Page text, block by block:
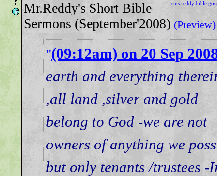
sms reddy bible
Mr.Reddy's Short Bible
Sermons (September'2008) (Preview)
(09:12am) on 20 Sep
earth and everything
,all land ,silver and gold
belong to God -we are not
owners of anything we
but only tenants /trustees -